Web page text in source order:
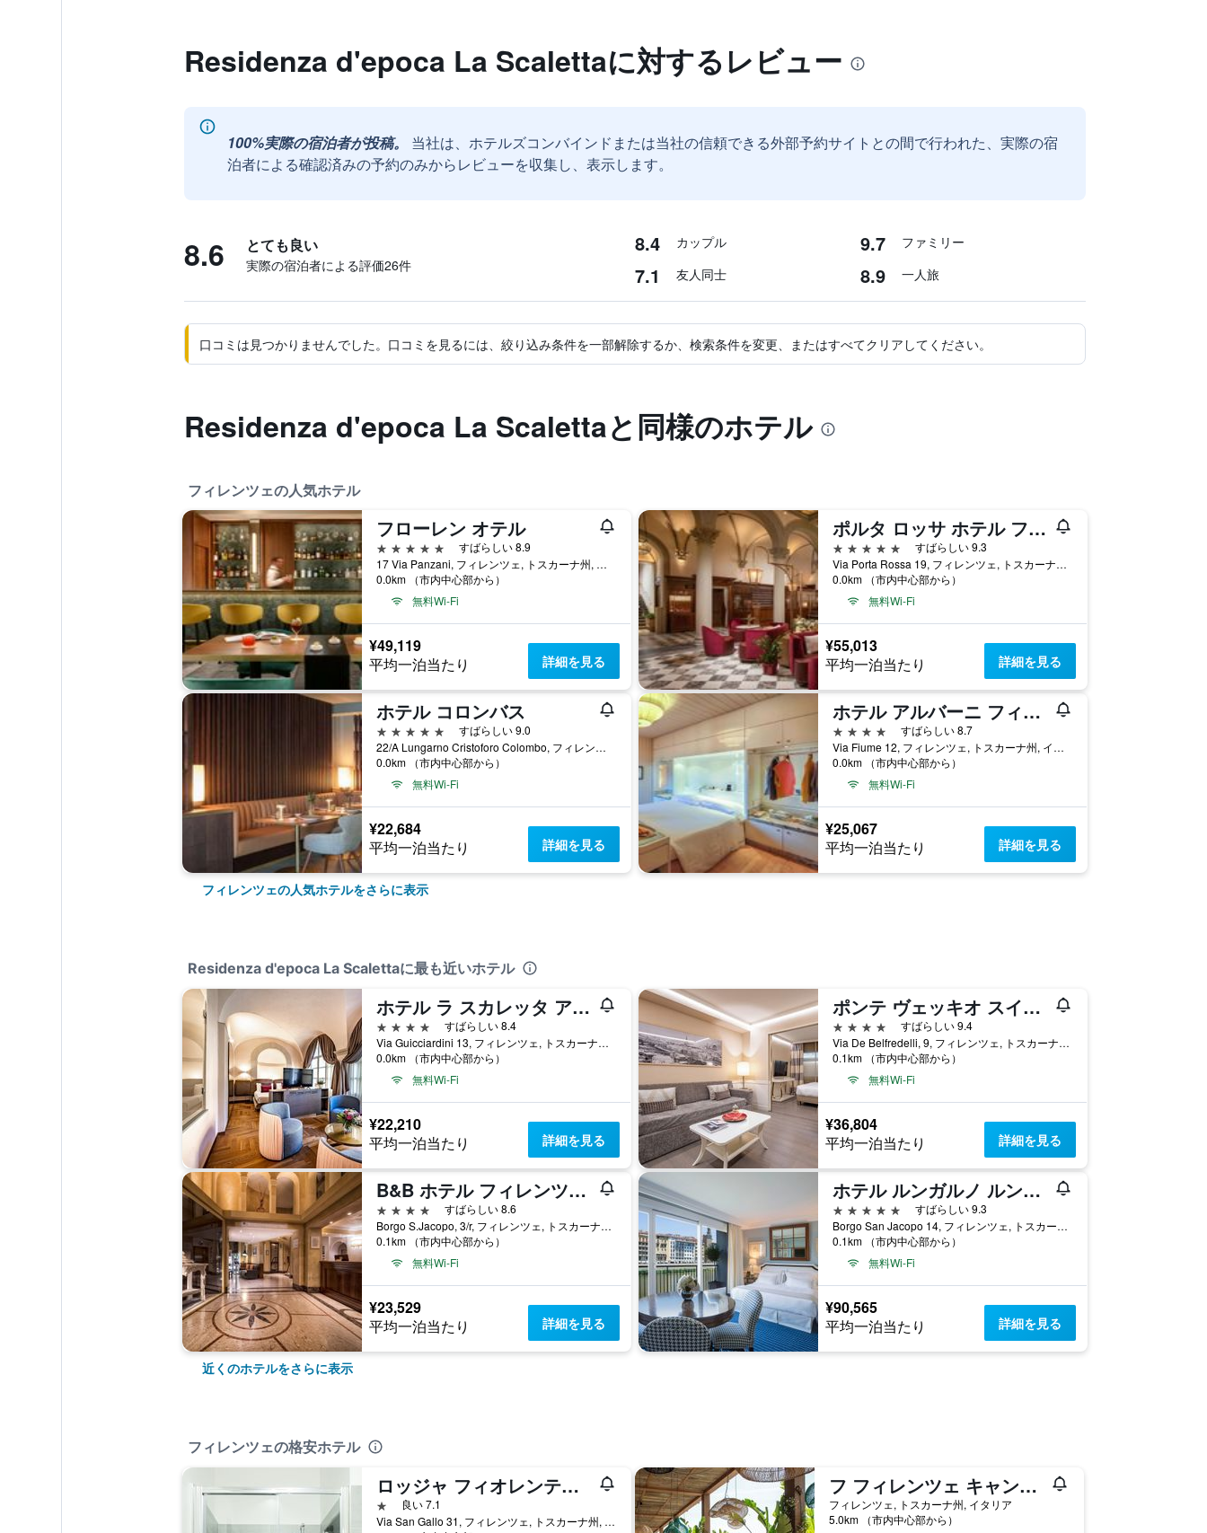
Residenza d'epoca La Scalettaに対するレビュー
100%実際の宿泊者が投稿。
当社は、ホテルズコンバインドまたは当社の信頼できる外部予約サイトとの間で行われた、実際の宿
泊者による確認済みの予約のみからレビューを収集し、表示します。
8.6 とても良い
実際の宿泊者による評価26​件
8.4 カップル 9.7 ファミリー
7.1 友人同士 8.9 一人旅
口コミは見つかりませんでした。口コミを見るには、絞り込み条件を一部解除するか、検索条件を変更、またはすべてクリアしてください。
Residenza d'epoca La Scalettaと同様のホテル
フィレンツェの人気ホテル
フローレン オテル
5つ星
すばらしい 8.9
17 Via Panzani, フィレンツェ, トスカーナ州, イタリア
0.0km （市内中心部から）
無料Wi-Fi
¥49,119
平均一泊当たり 詳細を見る
ポルタ ロッサ ホテル フィレンツェ コルベール コレクション
5つ星
すばらしい 9.3
Via Porta Rossa 19, フィレンツェ, トスカーナ州, イタリア
0.0km （市内中心部から）
無料Wi-Fi
¥55,013
平均一泊当たり 詳細を見る
ホテル コロンバス
5つ星
すばらしい 9.0
22/A Lungarno Cristoforo Colombo, フィレンツェ, トスカーナ州, イタリア
0.0km （市内中心部から）
無料Wi-Fi
¥22,684
平均一泊当たり 詳細を見る
ホテル アルバーニ フィレンツェ
4つ星
すばらしい 8.7
Via Fiume 12, フィレンツェ, トスカーナ州, イタリア
0.0km （市内中心部から）
無料Wi-Fi
¥25,067
平均一泊当たり 詳細を見る
フィレンツェの人気ホテルをさらに表示
Residenza d'epoca La Scalettaに最も近いホテル
ホテル ラ スカレッタ アル ポンテ ヴェッキオ
4つ星
すばらしい 8.4
Via Guicciardini 13, フィレンツェ, トスカーナ州, イタリア
0.0km （市内中心部から）
無料Wi-Fi
¥22,210
平均一泊当たり 詳細を見る
ポンテ ヴェッキオ スイーツ & スパ
4つ星
すばらしい 9.4
Via De Belfredelli, 9, フィレンツェ, トスカーナ州, イタリア
0.1km （市内中心部から）
無料Wi-Fi
¥36,804
平均一泊当たり 詳細を見る
B&B ホテル フィレンツェ ピッティ 宮殿ホテル アル ポンテ ヴェッキオ
4つ星
すばらしい 8.6
Borgo S.Jacopo, 3/r, フィレンツェ, トスカーナ州, イタリア
0.1km （市内中心部から）
無料Wi-Fi
¥23,529
平均一泊当たり 詳細を見る
ホテル ルンガルノ ルンガルノ コレクション
5つ星
すばらしい 9.3
Borgo San Jacopo 14, フィレンツェ, トスカーナ州, イタリア
0.1km （市内中心部から）
無料Wi-Fi
¥90,565
平均一泊当たり 詳細を見る
近くのホテルをさらに表示
フィレンツェの格安ホテル
ロッジャ フィオレンティーナ
1つ星良い 7.1
Via San Gallo 31, フィレンツェ, トスカーナ州, イタリア
フ フィレンツェ キャンピング イン タウン
フィレンツェ, トスカーナ州, イタリア
5.0km （市内中心部から）